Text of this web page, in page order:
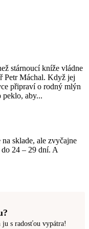
stárnoucí kníže vládne
Petr Máchal. Když jej
připraví o rodný mlýn
peklo, aby...
sklade, ale zvyčajne
24 – 29 dní. A
s radosťou vypátra!